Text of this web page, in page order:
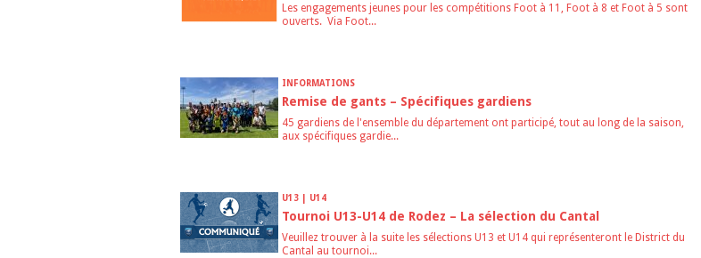
Les engagements jeunes pour les compétitions Foot à 11, Foot à 8 et Foot à 5 sont
ouverts. Via Foot...
INFORMATIONS
Remise de gants – Spécifiques gardiens
45 gardiens de l'ensemble du département ont participé, tout au long de la saison,
aux spécifiques gardie...
U13 | U14
Tournoi U13-U14 de Rodez – La sélection du Cantal
Veuillez trouver à la suite les sélections U13 et U14 qui représenteront le District du
Cantal au tournoi...